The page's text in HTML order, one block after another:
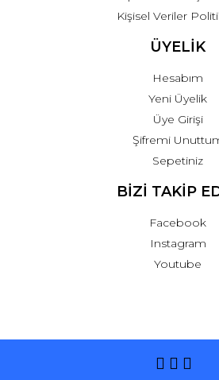
Kişisel Veriler
ÜYELİK
Hesabım
Yeni Üyelik
Üye Girişi
Şifremi
Sepetiniz
BİZİ TAKİP
Facebook
Instagram
Youtube